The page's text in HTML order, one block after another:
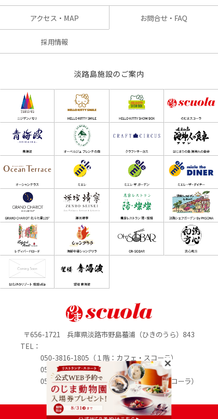
アクセス・MAP お問合せ・FAQ
採用情報
淡路島施設のご案内
〒656-1721 兵庫県淡路市野島蟇浦（ひきのうら）843
TEL：
050-3816-1805（１階：カフェ・スコーラ）
050-3816-0895（1階：のじまマルシェ）
050-3816-2213（２階：リストランテ・スコーラ）
定休日：水曜日